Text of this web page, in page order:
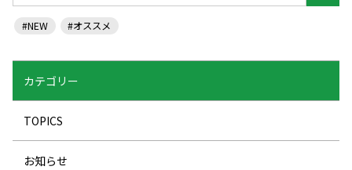
#NEW #オススメ
カテゴリー
TOPICS
お知らせ